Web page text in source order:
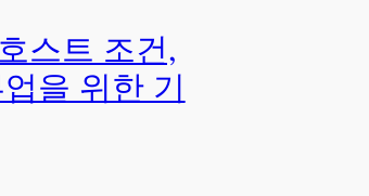
스트 조건,
을 위한 기